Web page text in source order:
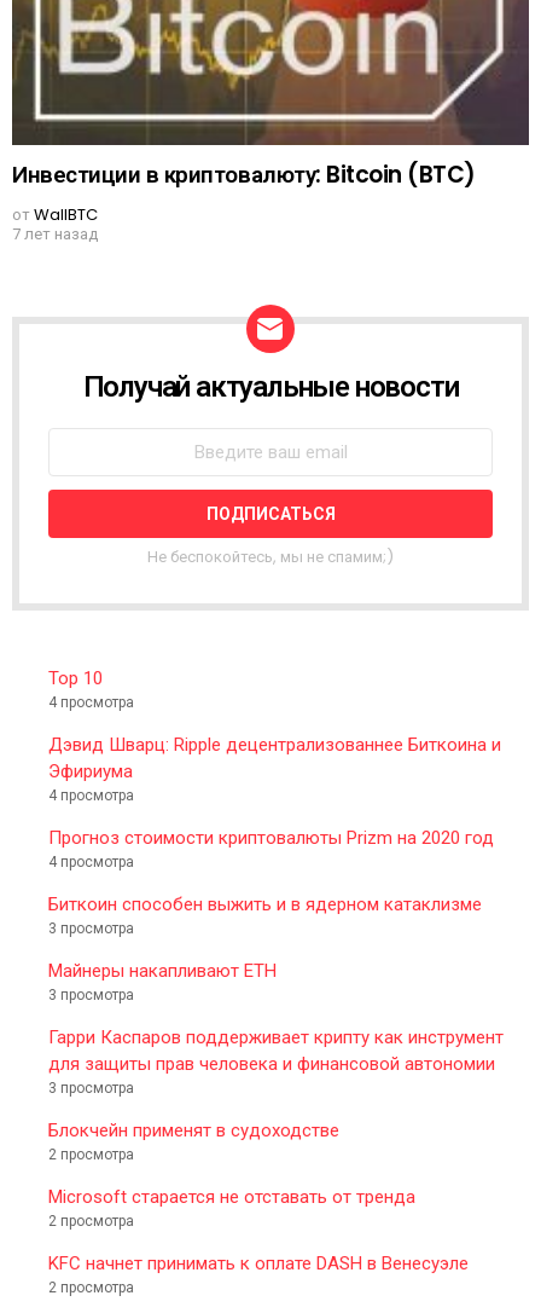
Инвестиции в криптовалюту: Bitcoin (BTC)
отWallBTC
7 лет назад
W
L
T
R
Получай актуальные новости
Не беспокойтесь, мы не спамим;)
Top 10
4 просмотра
Дэвид Шварц: Ripple децентрализованнее Биткоина и
Эфириума
4 просмотра
Прогноз стоимости криптовалюты Prizm на 2020 год
4 просмотра
Биткоин способен выжить и в ядерном катаклизме
3 просмотра
Майнеры накапливают ETH
3 просмотра
Гарри Каспаров поддерживает крипту как инструмент
для защиты прав человека и финансовой автономии
3 просмотра
Блокчейн применят в судоходстве
2 просмотра
Microsoft старается не отставать от тренда
2 просмотра
KFC начнет принимать к оплате DASH в Венесуэле
2 просмотра